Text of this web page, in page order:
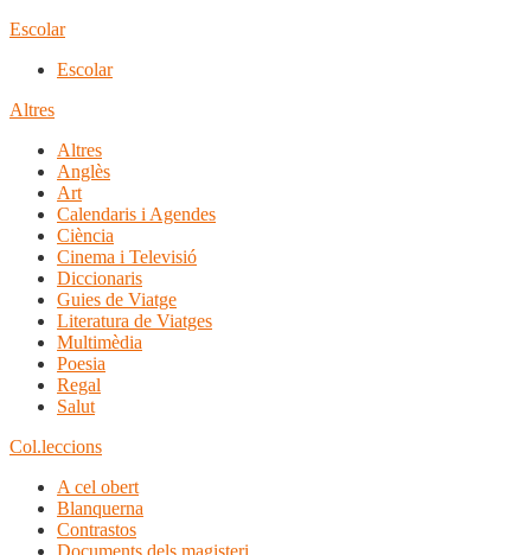
Escolar
Escolar
Altres
Altres
Anglès
Art
Calendaris i Agendes
Ciència
Cinema i Televisió
Diccionaris
Guies de Viatge
Literatura de Viatges
Multimèdia
Poesia
Regal
Salut
Col.leccions
A cel obert
Blanquerna
Contrastos
Documents dels magisteri